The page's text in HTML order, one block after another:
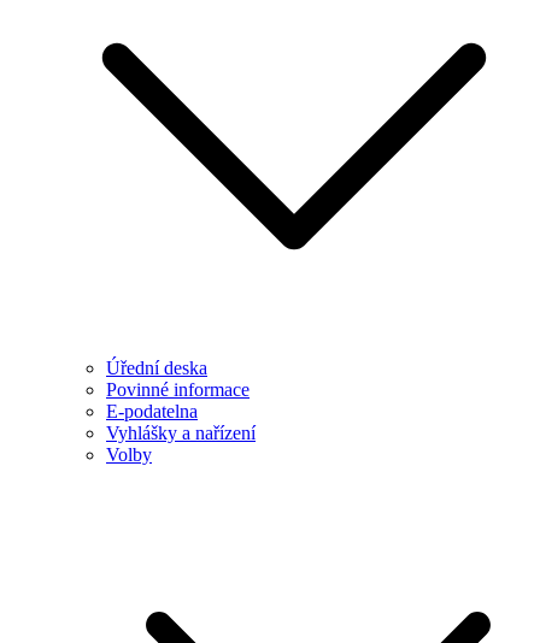
Úřední deska
Povinné informace
E-podatelna
Vyhlášky a nařízení
Volby